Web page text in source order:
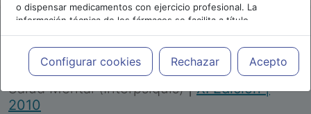
o dispensar medicamentos con ejercicio profesional. La
información técnica de los fármacos se facilita a título
meramente informativo, siendo responsabilidad de los
profesionales facultados prescribir medicamentos y decidir, en
cada caso concreto, el tratamiento más adecuado a las
necesidades del paciente.
Configurar cookies Rechazar Acepto
Repositorio de Artículos |Congreso Virtual
Internacional de Psiquiatría, Psicología y
Salud Mental (Interpsiquis)|XI Edición |
2010